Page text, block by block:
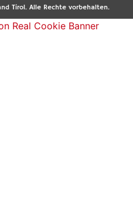
Tirol. Alle Rechte vorbehalten.
Real Cookie Banner